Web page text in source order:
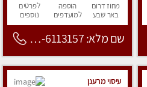
מחוז דרום
באר שבע
הוספה
למועדפים
לפרטים
נוספים
שם מלא: 053-6113157
עיסוי מרענן